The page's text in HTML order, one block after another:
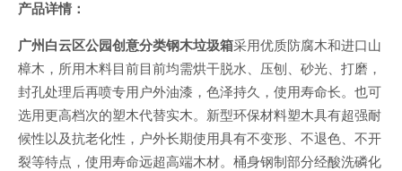
产品详情：
广州白云区公园创意分类钢木垃圾箱采用优质防腐木和进口山
樟木，所用木料目前目前均需烘干脱水、压刨、砂光、打磨，
封孔处理后再喷专用户外油漆，色泽持久，使用寿命长。也可
选用更高档次的塑木代替实木。新型环保材料塑木具有超强耐
候性以及抗老化性，户外长期使用具有不变形、不退色、不开
裂等特点，使用寿命远超高端木材。桶身钢制部分经酸洗磷化